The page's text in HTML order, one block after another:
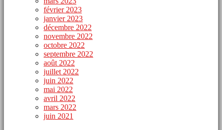
février 2023
janvier 2023
décembre 2022
novembre 2022
octobre 2022
septembre 2022
août 2022
juillet 2022
juin 2022
mai 2022
avril 2022
mars 2022
juin 2021